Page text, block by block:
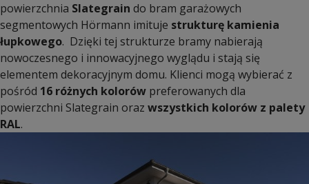
powierzchnia Slategrain do bram garażowych
segmentowych Hörmann imituje strukturę kamienia
łupkowego. Dzięki tej strukturze bramy nabierają
nowoczesnego i innowacyjnego wyglądu i stają się
elementem dekoracyjnym domu. Klienci mogą wybierać z
pośród 16 różnych kolorów preferowanych dla
powierzchni Slategrain oraz wszystkich kolorów z palety
RAL.